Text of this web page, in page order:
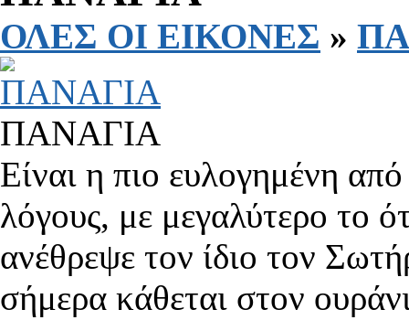
ΟΛΕΣ ΟΙ ΕΙΚΟΝΕΣ »
ΠΑΝΑΓΙΑ
Είναι η πιο ευλογημένη από
λόγους, με μεγαλύτερο το
ανέθρεψε τον ίδιο τον
σήμερα κάθεται στον